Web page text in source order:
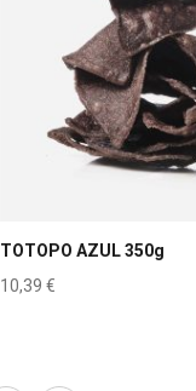
TOTOPO AZUL 350g
10,39 €